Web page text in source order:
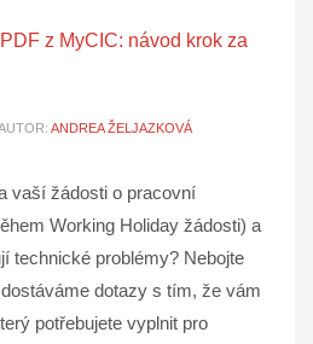
z MyCIC: návod krok za
ANDREA ŽELJAZKOVÁ
vaší žádosti o pracovní
Working Holiday žádosti) a
technické problémy? Nebojte
dotazy s tím, že vám
potřebujete vyplnit pro